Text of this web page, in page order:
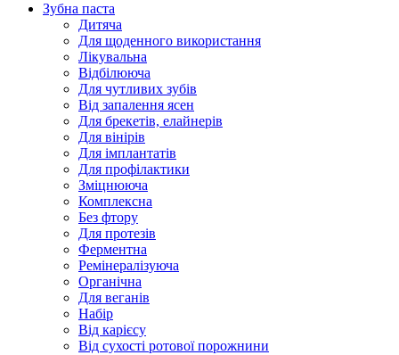
Зубна паста
Дитяча
Для щоденного використання
Лікувальна
Відбілююча
Для чутливих зубів
Від запалення ясен
Для брекетів, елайнерів
Для вінірів
Для імплантатів
Для профілактики
Зміцнююча
Комплексна
Без фтору
Для протезів
Ферментна
Ремінералізуюча
Органічна
Для веганів
Набір
Від карієсу
Від сухості ротової порожнини